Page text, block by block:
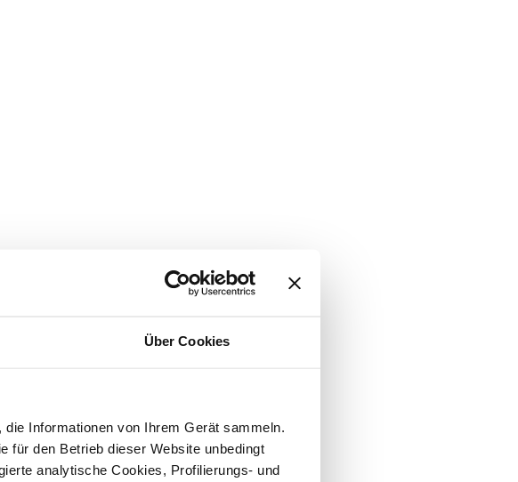
Über Cookies
Informationen von Ihrem Gerät sammeln.
für den Betrieb dieser Website unbedingt
analytische Cookies, Profilierungs- und